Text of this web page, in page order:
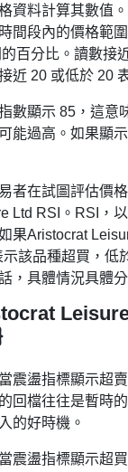
資料計算其數值
間段內的價格範
百分比。讀數接
近 20 或低於 20
數顯示 85，這意
能過高。如果顯
者在試圖評估價
Ltd RSI。RSI，
果Aristocrat
該品種超買，低
，具體情況具體分
震盪指標顯示超
回檔往往是暫時
的好時機。
震盪指標顯示超